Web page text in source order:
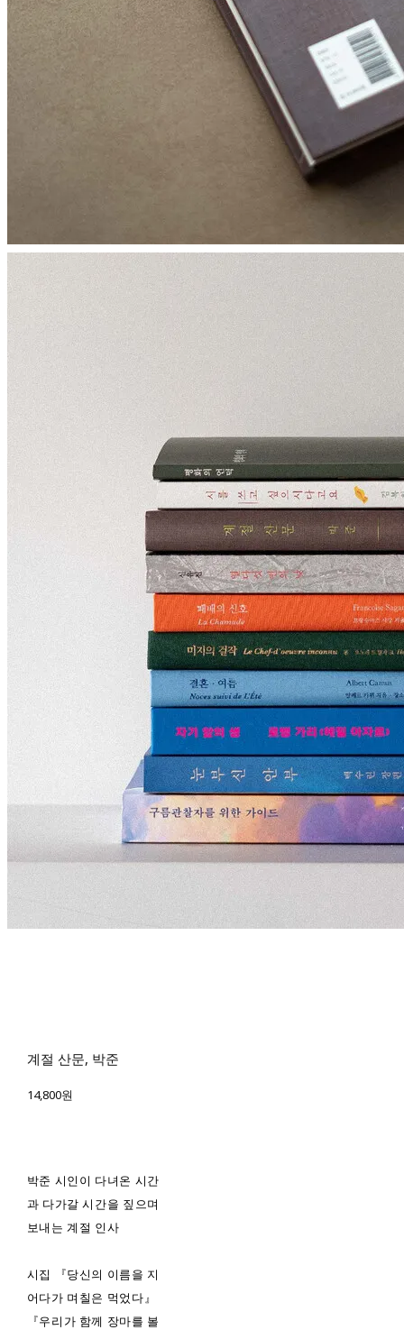
계절 산문, 박준
14,800원
박준 시인이 다녀온 시간
과 다가갈 시간을 짚으며
보내는 계절 인사
시집 『당신의 이름을 지
어다가 며칠은 먹었다』
『우리가 함께 장마를 볼